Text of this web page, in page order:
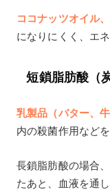
ココナッツオイル
になりにくく、エ
短鎖脂肪酸（
乳製品（バター、
内の殺菌作用などを
長鎖脂肪酸の場合
たあと、血液を通